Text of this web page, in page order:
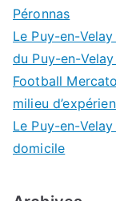
Péronnas
Le Puy-en-
du Puy-en-Velay
Football
milieu
Le Puy-en-
domicile